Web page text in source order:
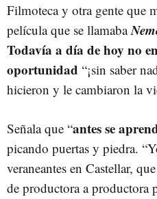
Filmoteca y otra gente que
película que se llamaba
Todavía a día de hoy no
oportunidad “¡sin saber
hicieron y le cambiaron la
Señala que “antes se
picando puertas y piedra.
veraneantes en Castellar,
de productora a productora